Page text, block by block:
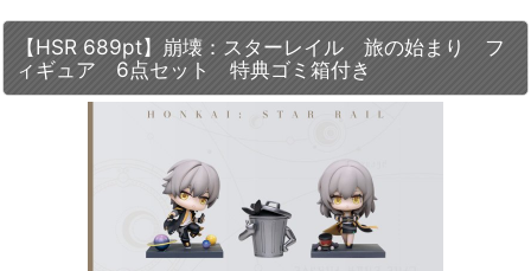
【HSR 689pt】崩壊：スターレイル 旅の始まり フ
ィギュア 6点セット 特典ゴミ箱付き